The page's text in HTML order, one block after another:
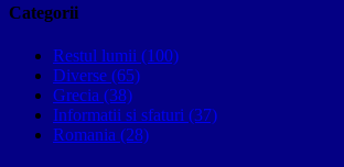
Categorii
Restul lumii (100)
Diverse (65)
Grecia (38)
Informatii si sfaturi (37)
Romania (28)